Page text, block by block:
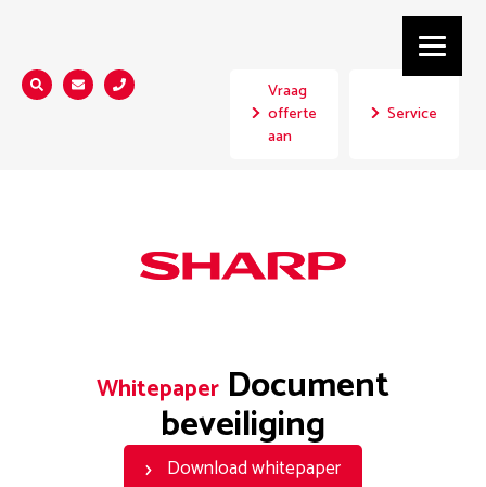
Zoeken...
Vraag
offerte
aan
Service
Whitepaper Document
beveiliging
Download whitepaper